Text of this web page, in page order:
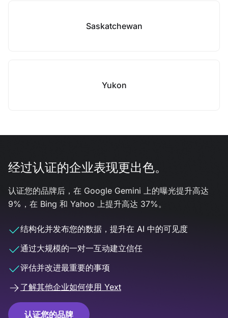
Saskatchewan
Yukon
经过认证的企业表现更出色。
认证您的品牌后，在 Google Gemini 上的曝光提升高达
9%，在 Bing 和 Yahoo 上提升高达 37%。
结构化并发布您的数据，提升在 AI 中的可见度
通过大规模的一对一互动建立信任
评估并改进最重要的事项
了解其他企业如何使用 Yext
认证您的品牌